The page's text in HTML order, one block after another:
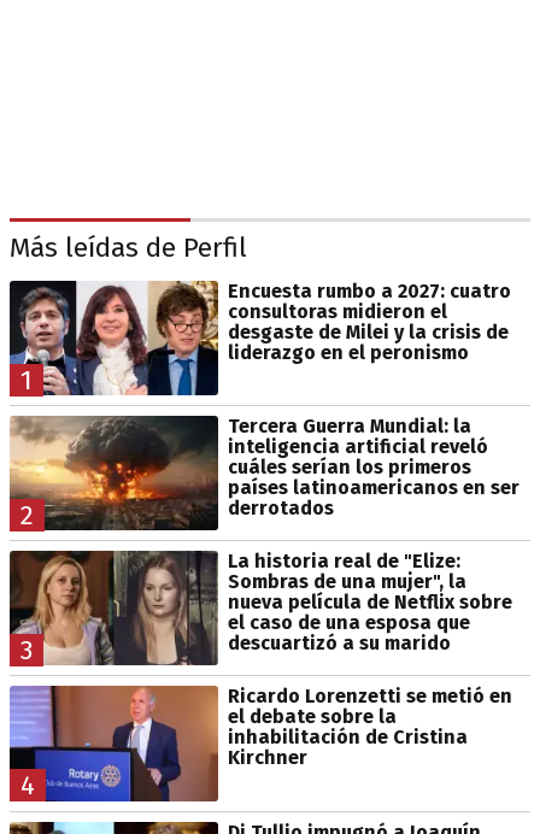
Más leídas de Perfil
1
Encuesta rumbo a 2027: cuatro
consultoras midieron el
desgaste de Milei y la crisis de
liderazgo en el peronismo
2
Tercera Guerra Mundial: la
inteligencia artificial reveló
cuáles serían los primeros
países latinoamericanos en ser
derrotados
3
La historia real de "Elize:
Sombras de una mujer", la
nueva película de Netflix sobre
el caso de una esposa que
descuartizó a su marido
4
Ricardo Lorenzetti se metió en
el debate sobre la
inhabilitación de Cristina
Kirchner